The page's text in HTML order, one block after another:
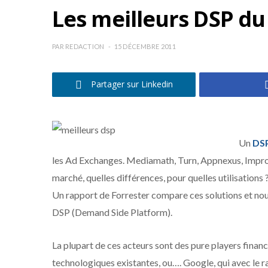
Les meilleurs DSP
PAR REDACTION 15 DÉCEMBRE 2011
Partager sur Linkedin
Un
les Ad Exchanges. Mediamath, Turn, Appnexus,
marché, quelles différences, pour quelles utilisations
Un rapport de Forrester compare ces solutions et
DSP (Demand Side Platform).
La plupart de ces acteurs sont des pure players
technologiques existantes, ou…. Google, qui avec le